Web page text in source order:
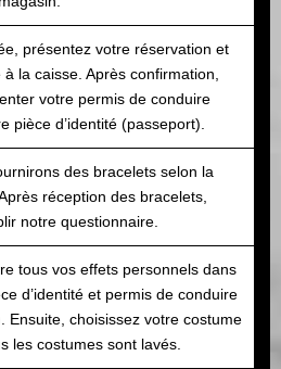
présentez votre réservation et
la caisse. Après confirmation,
votre permis de conduire
pièce d’identité (passeport).
des bracelets selon la
réception des bracelets,
notre questionnaire.
tous vos effets personnels dans
d’identité et permis de conduire
Ensuite, choisissez votre costume
les costumes sont lavés.